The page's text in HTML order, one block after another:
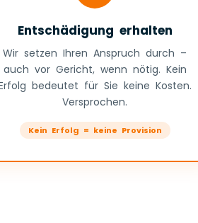
Entschädigung erhalten
Wir setzen Ihren Anspruch durch –
auch vor Gericht, wenn nötig. Kein
bedeutet für Sie keine Kosten.
Versprochen.
Kein Erfolg = keine Provision